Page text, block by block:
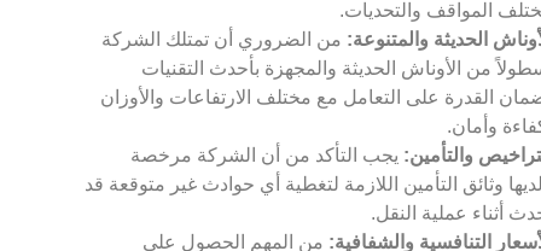
المواقف والتحديات.
الحديثة والمتنوعة: من الضروري أن تمتلك الشركة
من الأوناش الحديثة والمجهزة بأحدث التقنيات
القدرة على التعامل مع مختلف الارتفاعات والأوزان
وأمان.
والتأمين: يجب التأكد من أن الشركة مرخصة
وثائق التأمين اللازمة لتغطية أي حوادث غير متوقعة قد
أثناء عملية النقل.
التنافسية والشفافية: من المهم الحصول على